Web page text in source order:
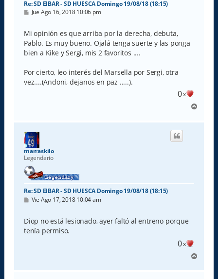
Re: SD EIBAR - SD HUESCA Domingo 19/08/18 (18:15)
M
s
a
j
e
Jue Ago 16, 2018 10:06 pm
Mi opinión es que arriba por la derecha, debuta,
Pablo. Es muy bueno. Ojalá tenga suerte y las ponga
bien a Kike y Sergi, mis 2 favoritos ....
Por cierto, leo interés del Marsella por Sergi, otra
vez....(Andoni, dejanos en paz .....).
0x
r
marraskilo
Legendario
Re: SD EIBAR - SD HUESCA Domingo 19/08/18 (18:15)
M
s
a
j
Vie Ago 17, 2018 10:04 am
Diop no está lesionado, ayer faltó al entreno porque
tenía permiso.
0x
r